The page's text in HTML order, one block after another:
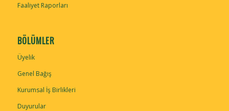
Faaliyet Raporları
BÖLÜMLER
Üyelik
Genel Bağış
Kurumsal İş Birlikleri
Duyurular